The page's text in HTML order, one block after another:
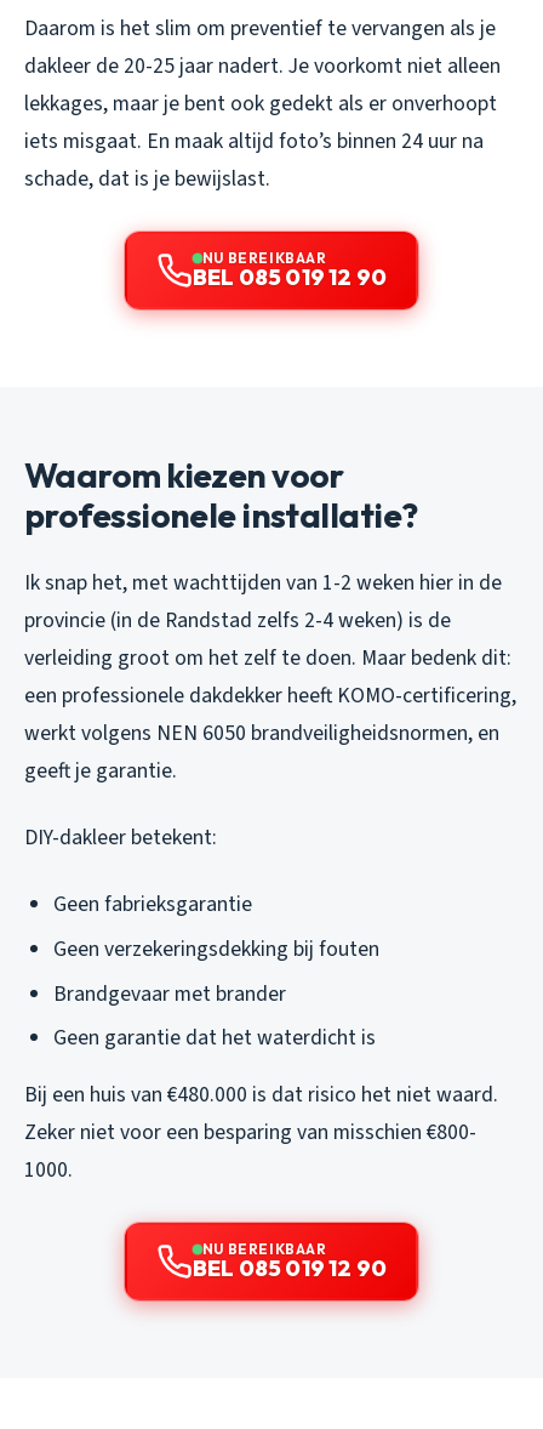
Daarom is het slim om preventief te vervangen als je
dakleer de 20-25 jaar nadert. Je voorkomt niet alleen
lekkages, maar je bent ook gedekt als er onverhoopt
iets misgaat. En maak altijd foto’s binnen 24 uur na
schade, dat is je bewijslast.
NU BEREIKBAAR
BEL 085 019 12 90
Waarom kiezen voor
professionele installatie?
Ik snap het, met wachttijden van 1-2 weken hier in de
provincie (in de Randstad zelfs 2-4 weken) is de
verleiding groot om het zelf te doen. Maar bedenk dit:
een professionele dakdekker heeft KOMO-certificering,
werkt volgens NEN 6050 brandveiligheidsnormen, en
geeft je garantie.
DIY-dakleer betekent:
Geen fabrieksgarantie
Geen verzekeringsdekking bij fouten
Brandgevaar met brander
Geen garantie dat het waterdicht is
Bij een huis van €480.000 is dat risico het niet waard.
Zeker niet voor een besparing van misschien €800-
1000.
NU BEREIKBAAR
BEL 085 019 12 90